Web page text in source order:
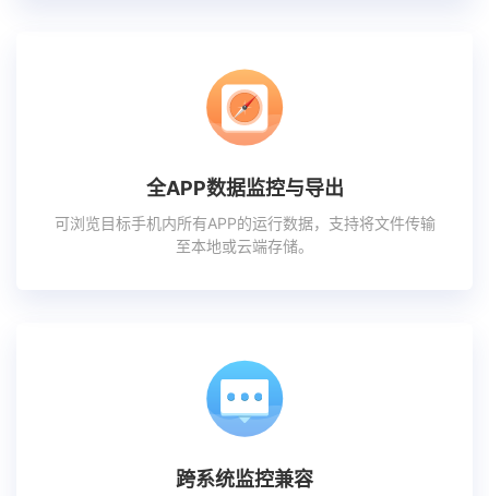
全APP数据监控与导出
可浏览目标手机内所有APP的运行数据，支持将文件传输
至本地或云端存储。
跨系统监控兼容